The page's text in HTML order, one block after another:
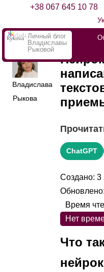
+38 067 645 10 78
Личный блог
Владиславы
Рыковой
Владислава
Рыкова
ChatGPT
Создано: 3
Нет
Время
Что